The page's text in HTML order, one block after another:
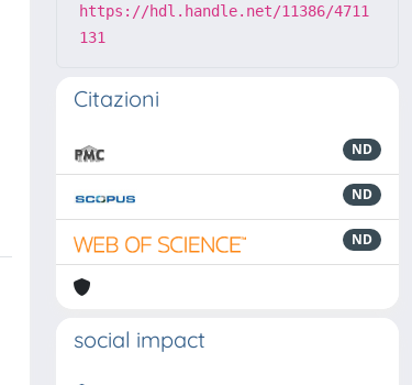
https://hdl.handle.net/11386/4711
131
Citazioni
ND
ND
ND
social impact